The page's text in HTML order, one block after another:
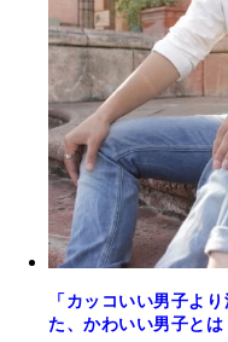
「カッコいい男子よ
た、かわいい男子とは